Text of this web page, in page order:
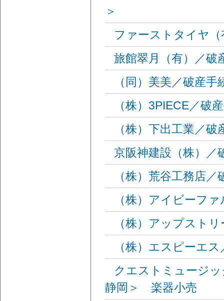
＞
ファーストタイヤ
旅館翠月（有）／
（同）美美／破産
（株）3PIECE／
（株）下出工業／
京阪神建設（株）
（株）荒谷工務店
（株）アイビーフ
（株）アップスト
（株）エスピーエ
クエストミュージ
静岡＞ 楽器小売